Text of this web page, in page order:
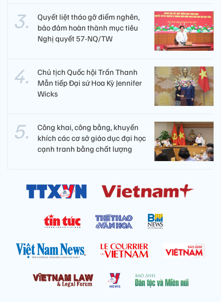
Quyết liệt tháo gỡ điểm nghẽn,
bảo đảm hoàn thành mục tiêu
Nghị quyết 57-NQ/TW
Chủ tịch Quốc hội Trần Thanh
Mẫn tiếp Đại sứ Hoa Kỳ Jennifer
Wicks
Công khai, công bằng, khuyến
khích các cơ sở giáo dục đại học
cạnh tranh bằng chất lượng​